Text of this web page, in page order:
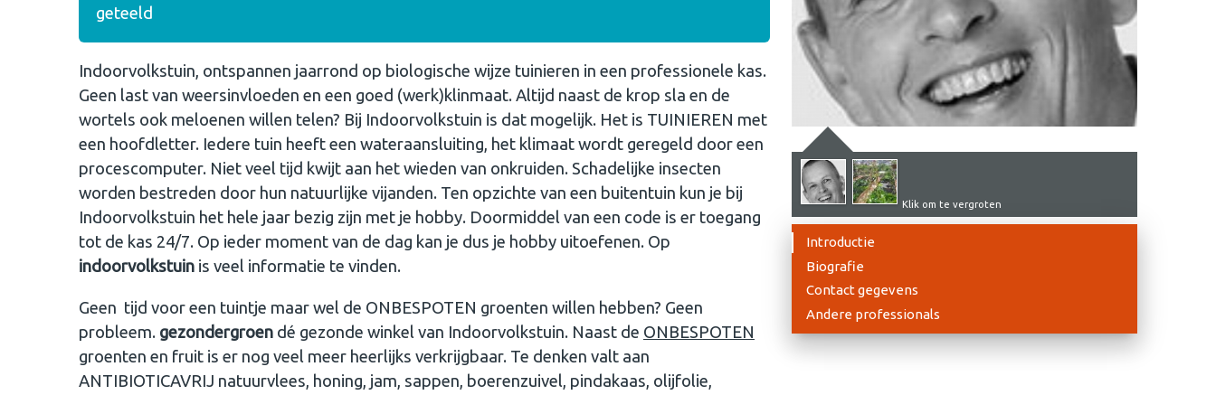
geteeld
Indoorvolkstuin, ontspannen jaarrond op biologische wijze tuinieren in een professionele kas.
Geen last van weersinvloeden en een goed (werk)klinmaat. Altijd naast de krop sla en de
wortels ook meloenen willen telen? Bij Indoorvolkstuin is dat mogelijk. Het is TUINIEREN met
een hoofdletter. Iedere tuin heeft een wateraansluiting, het klimaat wordt geregeld door een
procescomputer. Niet veel tijd kwijt aan het wieden van onkruiden. Schadelijke insecten
worden bestreden door hun natuurlijke vijanden. Ten opzichte van een buitentuin kun je bij
Indoorvolkstuin het hele jaar bezig zijn met je hobby. Doormiddel van een code is er toegang
tot de kas 24/7. Op ieder moment van de dag kan je dus je hobby uitoefenen. Op
indoorvolkstuin is veel informatie te vinden.
Geen tijd voor een tuintje maar wel de ONBESPOTEN groenten willen hebben? Geen
probleem. gezondergroen dé gezonde winkel van Indoorvolkstuin. Naast de ONBESPOTEN
groenten en fruit is er nog veel meer heerlijks verkrijgbaar. Te denken valt aan
ANTIBIOTICAVRIJ natuurvlees, honing, jam, sappen, boerenzuivel, pindakaas, olijfolie,
Klik om te vergroten
Introductie
Biografie
Contact gegevens
Andere professionals